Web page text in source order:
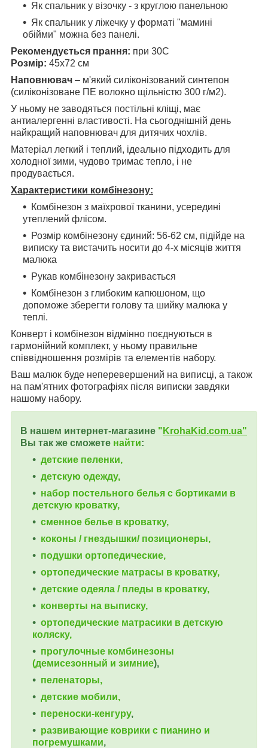
Як спальник у візочку - з круглою панельною
Як спальник у ліжечку у форматі "мамині
обійми" можна без панелі.
Рекомендується прання: при 30С
Розмір: 45х72 см
Наповнювач – м'який силіконізований синтепон
(силіконізоване ПЕ волокно щільністю 300 г/м2).
У ньому не заводяться постільні кліщі, має
антиалергенні властивості. На сьогоднішній день
найкращий наповнювач для дитячих чохлів.
Матеріал легкий і теплий, ідеально підходить для
холодної зими, чудово тримає тепло, і не
продувається.
Характеристики комбінезону:
Комбінезон з маїхрової тканини, усередині
утеплений флісом.
Розмір комбінезону єдиний: 56-62 см, підійде на
виписку та вистачить носити до 4-х місяців життя
малюка
Рукав комбінезону закривається
Комбінезон з глибоким капюшоном, що
допоможе зберегти голову та шийку малюка у
теплі.
Конверт і комбінезон відмінно поєднуються в
гармонійний комплект, у ньому правильне
співвідношення розмірів та елементів набору.
Ваш малюк буде неперевершений на виписці, а також
на пам'ятних фотографіях після виписки завдяки
нашому набору.
В нашем интернет-магазине " KrohaKid.com.ua"
Вы так же сможете найти:
детские пеленки,
детскую одежду,
набор постельного белья с бортиками в
детскую кроватку,
сменное белье в кроватку,
коконы / гнездышки/ позиционеры,
подушки ортопедические,
ортопедические матрасы в кроватку,
детские одеяла / пледы в кроватку,
конверты на выписку,
ортопедические матрасики в детскую
коляску,
прогулочные комбинезоны
(демисезонный и зимние),
пеленаторы,
детские мобили,
переноски-кенгуру,
развивающие коврики с пианино и
погремушками,